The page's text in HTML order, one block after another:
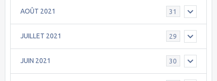
AOÛT 2021 31
JUILLET 2021 29
JUIN 2021 30